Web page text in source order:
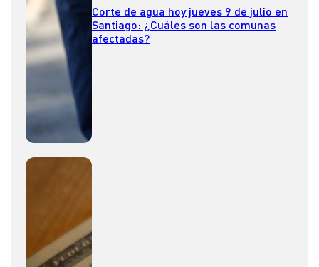
Corte de agua hoy jueves 9 de julio en
Santiago: ¿Cuáles son las comunas
afectadas?